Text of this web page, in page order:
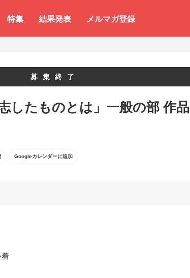
特集 結果発表 メルマガ登録
募集終了
したものとは」一般の部 作品
Googleカレンダーに追加
着